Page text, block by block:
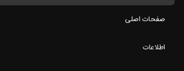
صفحات اصلی
اطلاعات